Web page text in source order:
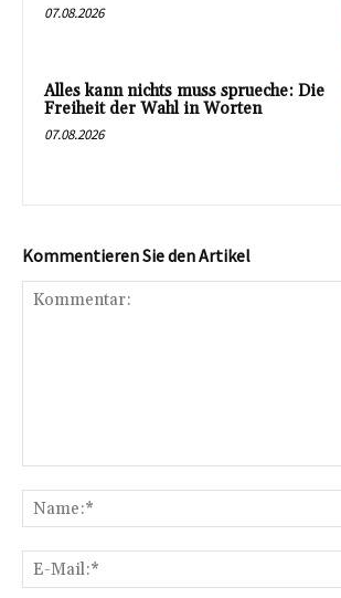
07.08.2026
Alles kann nichts muss sprueche: Die
Freiheit der Wahl in Worten
07.08.2026
Kommentieren Sie den Artikel